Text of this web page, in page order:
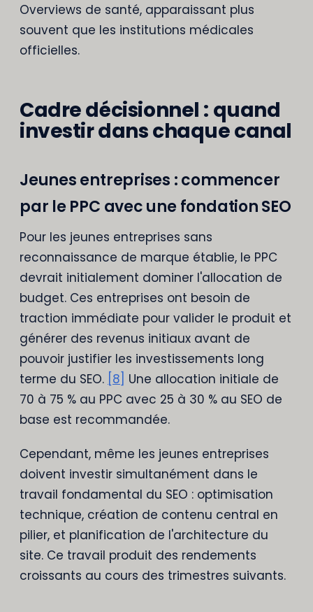
Overviews de santé, apparaissant plus
souvent que les institutions médicales
officielles.
Cadre décisionnel : quand
investir dans chaque canal
Jeunes entreprises : commencer
par le PPC avec une fondation SEO
Pour les jeunes entreprises sans
reconnaissance de marque établie, le PPC
devrait initialement dominer l'allocation de
budget. Ces entreprises ont besoin de
traction immédiate pour valider le produit et
générer des revenus initiaux avant de
pouvoir justifier les investissements long
terme du SEO. [8] Une allocation initiale de
70 à 75 % au PPC avec 25 à 30 % au SEO de
base est recommandée.
Cependant, même les jeunes entreprises
doivent investir simultanément dans le
travail fondamental du SEO : optimisation
technique, création de contenu central en
pilier, et planification de l'architecture du
site. Ce travail produit des rendements
croissants au cours des trimestres suivants.